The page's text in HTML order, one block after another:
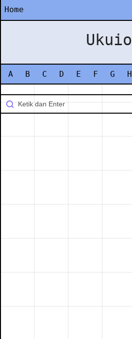
Home
Ukuio
A B C D E F G H